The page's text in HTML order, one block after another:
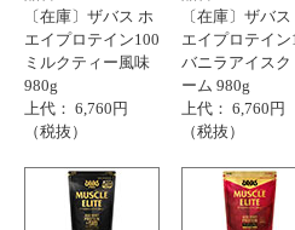
〔在庫〕ザバス ホ
エイプロテイン100
ミルクティー風味
980g
上代： 6,760円
（税抜）
〔在庫〕ザバ
エイプロテイン
バニラアイスク
ーム 980g
上代： 6,760円
（税抜）